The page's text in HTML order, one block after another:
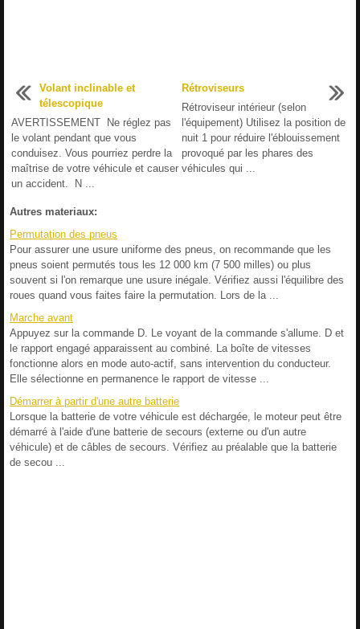
Volant inclinable et
télescopique
AVERTISSEMENT Ne réglez pas
le volant pendant que vous
conduisez. Vous pourriez perdre la
maîtrise de votre véhicule et causer
un accident. N ...
Rétroviseurs
Rétroviseur intérieur (selon
l'équipement) Utilisez la position de
nuit 1 pour réduire l'éblouissement
provoqué par les phares des
véhicules qui ...
Autres materiaux:
Permutation des pneus
Pour assurer une usure uniforme des pneus, on recommande que les
pneus soient permutés tous les 12 000 km (7 500 milles) ou plus
souvent si l'on remarque une usure inégale. Vérifiez aussi l'équilibre des
roues quand vous faites faire la permutation. Lors de la ...
Marche avant
Appuyez sur la commande D. Le voyant de la commande s'allume. D et
le rapport engagé apparaissent au combiné. La boîte de vitesses
fonctionne alors en mode auto-actif, sans intervention du conducteur.
Elle sélectionne en permanence le rapport de vitesse ...
Démarrer à partir d'une autre batterie
Lorsque la batterie de votre véhicule est déchargée, le moteur peut être
démarré à l'aide d'une batterie de secours (externe ou d'un autre
véhicule) et de câbles de secours. Vérifiez au préalable que la batterie
de secou ...